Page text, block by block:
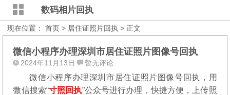
数码相片回执
现在位置：首页 > 居住证照片回执 > 正文
微信小程序办理深圳市居住证照片图像号回执
2024年11月13日 暂无评论
微信小程序办理深圳市居住证照片图像号回执，用
微信搜索“寸照回执”公众号进行办理，快捷方便，上传照